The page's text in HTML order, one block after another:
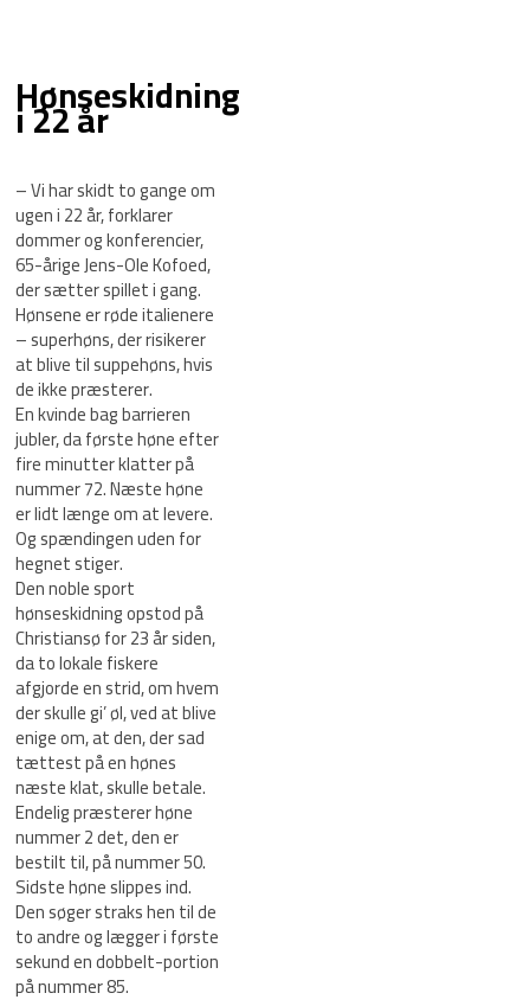
Hønseskidning
i 22 år
– Vi har skidt to gange om
ugen i 22 år, forklarer
dommer og konferencier,
65-årige Jens-Ole Kofoed,
der sætter spillet i gang.
Hønsene er røde italienere
– superhøns, der risikerer
at blive til suppehøns, hvis
de ikke præsterer.
En kvinde bag barrieren
jubler, da første høne efter
fire minutter klatter på
nummer 72. Næste høne
er lidt længe om at levere.
Og spændingen uden for
hegnet stiger.
Den noble sport
hønseskidning opstod på
Christiansø for 23 år siden,
da to lokale fiskere
afgjorde en strid, om hvem
der skulle gi’ øl, ved at blive
enige om, at den, der sad
tættest på en hønes
næste klat, skulle betale.
Endelig præsterer høne
nummer 2 det, den er
bestilt til, på nummer 50.
Sidste høne slippes ind.
Den søger straks hen til de
to andre og lægger i første
sekund en dobbelt-portion
på nummer 85.